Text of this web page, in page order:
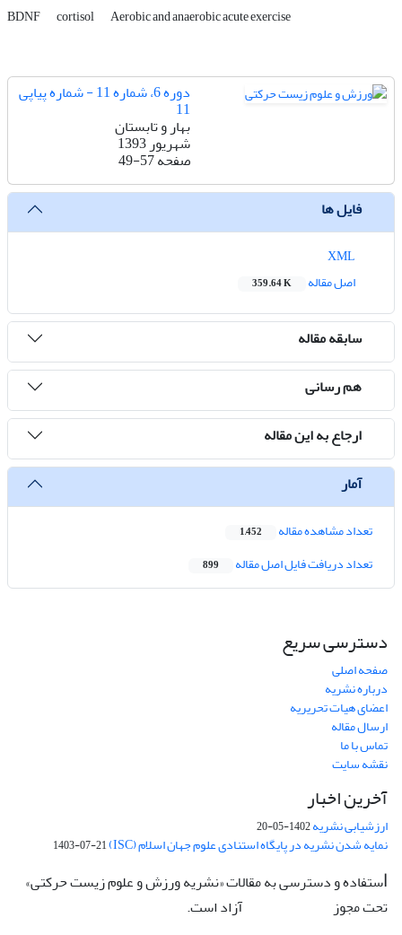
BDNF cortisol Aerobic and anaerobic acute exercise
دوره 6، شماره 11 - شماره پیاپی
11
بهار و تابستان
شهریور 1393
صفحه49-57
فایل ها
اصل مقاله
359.64 K
سابقه مقاله
هم رسانی
ارجاع به این مقاله
آمار
تعداد مشاهده مقاله 1,452
تعداد دریافت فایل اصل مقاله 899
دسترسی سریع
صفحه اصلی
درباره نشریه
اعضای هیات تحریریه
ارسال مقاله
تماس با ما
نقشه سایت
آخرین اخبار
ارزشیابی نشریه1402-05-20
نمایه شدن نشریه در پایگاه استنادی علوم جهان اسلام (ISC) 1403-07-21
ستفاده و دسترسی به مقالات «نشریه ورزش و علوم زیست حرکتی»
تحت مجوز
آزاد است.